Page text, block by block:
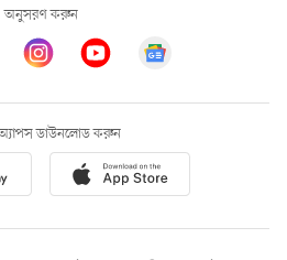
অনুসরণ করুন
ডাউনলোড করুন